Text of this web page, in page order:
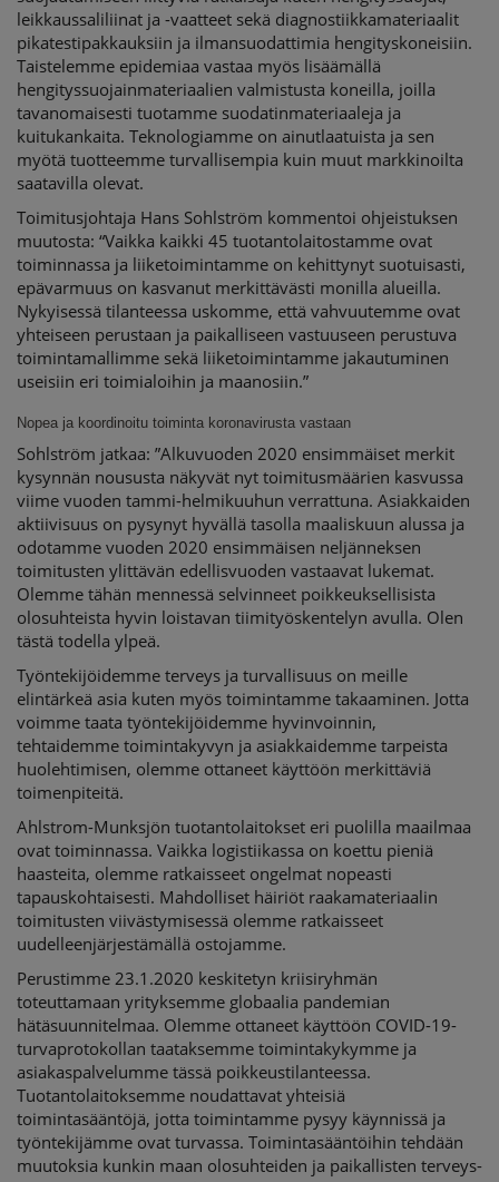
leikkaussaliliinat ja -vaatteet sekä diagnostiikkamateriaalit
pikatestipakkauksiin ja ilmansuodattimia hengityskoneisiin.
Taistelemme epidemiaa vastaa myös lisäämällä
hengityssuojainmateriaalien valmistusta koneilla, joilla
tavanomaisesti tuotamme suodatinmateriaaleja ja
kuitukankaita. Teknologiamme on ainutlaatuista ja sen
myötä tuotteemme turvallisempia kuin muut markkinoilta
saatavilla olevat.
Toimitusjohtaja Hans Sohlström kommentoi ohjeistuksen
muutosta: “Vaikka kaikki 45 tuotantolaitostamme ovat
toiminnassa ja liiketoimintamme on kehittynyt suotuisasti,
epävarmuus on kasvanut merkittävästi monilla alueilla.
Nykyisessä tilanteessa uskomme, että vahvuutemme ovat
yhteiseen perustaan ja paikalliseen vastuuseen perustuva
toimintamallimme sekä liiketoimintamme jakautuminen
useisiin eri toimialoihin ja maanosiin.”
Nopea ja koordinoitu toiminta koronavirusta vastaan
Sohlström jatkaa: ”Alkuvuoden 2020 ensimmäiset merkit
kysynnän noususta näkyvät nyt toimitusmäärien kasvussa
viime vuoden tammi-helmikuuhun verrattuna. Asiakkaiden
aktiivisuus on pysynyt hyvällä tasolla maaliskuun alussa ja
odotamme vuoden 2020 ensimmäisen neljänneksen
toimitusten ylittävän edellisvuoden vastaavat lukemat.
Olemme tähän mennessä selvinneet poikkeuksellisista
olosuhteista hyvin loistavan tiimityöskentelyn avulla. Olen
tästä todella ylpeä.
Työntekijöidemme terveys ja turvallisuus on meille
elintärkeä asia kuten myös toimintamme takaaminen. Jotta
voimme taata työntekijöidemme hyvinvoinnin,
tehtaidemme toimintakyvyn ja asiakkaidemme tarpeista
huolehtimisen, olemme ottaneet käyttöön merkittäviä
toimenpiteitä.
Ahlstrom-Munksjön tuotantolaitokset eri puolilla maailmaa
ovat toiminnassa. Vaikka logistiikassa on koettu pieniä
haasteita, olemme ratkaisseet ongelmat nopeasti
tapauskohtaisesti. Mahdolliset häiriöt raakamateriaalin
toimitusten viivästymisessä olemme ratkaisseet
uudelleenjärjestämällä ostojamme.
Perustimme 23.1.2020 keskitetyn kriisiryhmän
toteuttamaan yrityksemme globaalia pandemian
hätäsuunnitelmaa. Olemme ottaneet käyttöön COVID-19-
turvaprotokollan taataksemme toimintakykymme ja
asiakaspalvelumme tässä poikkeustilanteessa.
Tuotantolaitoksemme noudattavat yhteisiä
toimintasääntöjä, jotta toimintamme pysyy käynnissä ja
työntekijämme ovat turvassa. Toimintasääntöihin tehdään
muutoksia kunkin maan olosuhteiden ja paikallisten terveys-